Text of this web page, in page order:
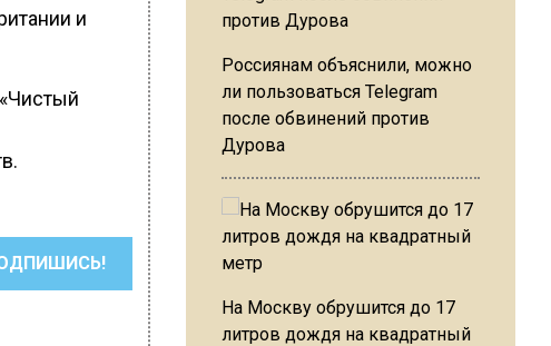
и
Россиянам объяснили, можно
ли пользоваться Telegram
после обвинений против
Дурова
На Москву обрушится до 17
литров дождя на квадратный